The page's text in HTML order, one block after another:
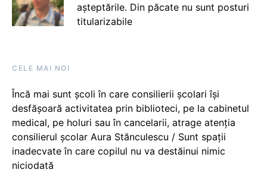
așteptările. Din păcate nu sunt posturi
titularizabile
CELE MAI NOI
Încă mai sunt școli în care consilierii școlari își
desfășoară activitatea prin biblioteci, pe la cabinetul
medical, pe holuri sau în cancelarii, atrage atenția
consilierul școlar Aura Stănculescu / Sunt spații
inadecvate în care copilul nu va destăinui nimic
niciodată